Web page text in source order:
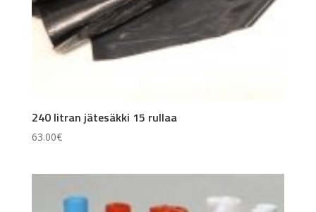
240 litran jätesäkki 15 rullaa
63.00€